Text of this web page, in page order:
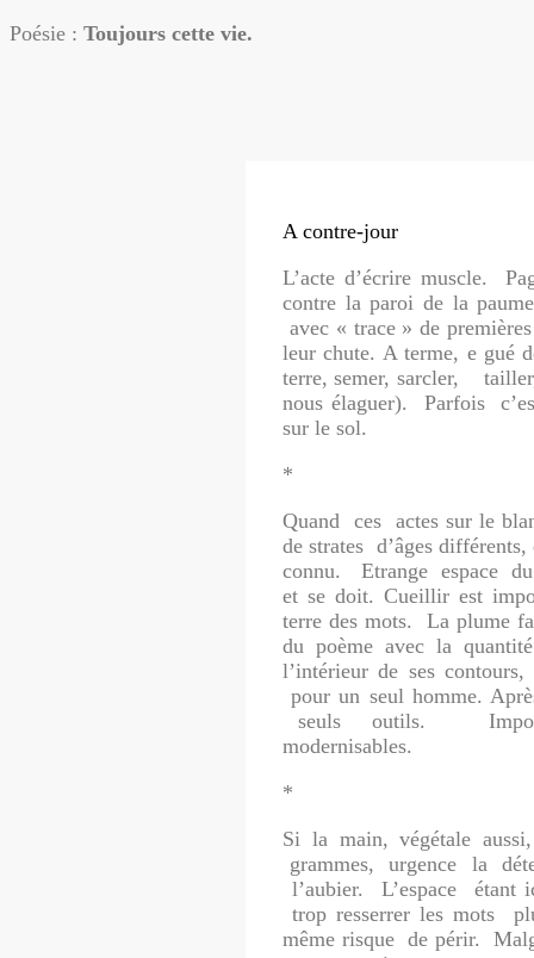
Poésie : Toujours cette vie.
A contre-jour
L’acte d’écrire muscle.
contre la paroi de la
avec « trace » de
leur chute. A terme, e gué
terre, semer, sarcler,
nous élaguer). Parfois
sur le sol.
*
Quand ces actes sur le
de strates d’âges
connu. Etrange espace du
et se doit. Cueillir est
terre des mots. La plume
du poème avec la
l’intérieur de ses
pour un seul homme.
seuls outils.
modernisables.
*
Si la main, végétale
grammes, urgence la
l’aubier. L’espace
trop resserrer les mots
même risque de périr.